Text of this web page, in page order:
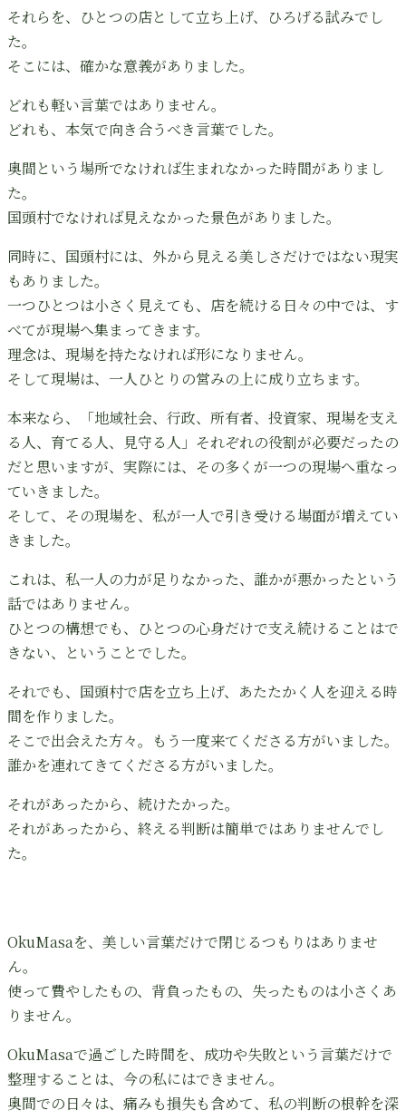
それらを、ひとつの店として立ち上げ、ひろげる試みでし
た。
そこには、確かな意義がありました。
どれも軽い言葉ではありません。
どれも、本気で向き合うべき言葉でした。
奥間という場所でなければ生まれなかった時間がありまし
た。
国頭村でなければ見えなかった景色がありました。
同時に、国頭村には、外から見える美しさだけではない現実
もありました。
一つひとつは小さく見えても、店を続ける日々の中では、す
べてが現場へ集まってきます。
理念は、現場を持たなければ形になりません。
そして現場は、一人ひとりの営みの上に成り立ちます。
本来なら、「地域社会、行政、所有者、投資家、現場を支え
る人、育てる人、見守る人」それぞれの役割が必要だったの
だと思いますが、実際には、その多くが一つの現場へ重なっ
ていきました。
そして、その現場を、私が一人で引き受ける場面が増えてい
きました。
これは、私一人の力が足りなかった、誰かが悪かったという
話ではありません。
ひとつの構想でも、ひとつの心身だけで支え続けることはで
きない、ということでした。
それでも、国頭村で店を立ち上げ、あたたかく人を迎える時
間を作りました。
そこで出会えた方々。もう一度来てくださる方がいました。
誰かを連れてきてくださる方がいました。
それがあったから、続けたかった。
それがあったから、終える判断は簡単ではありませんでし
た。
OkuMasaを、美しい言葉だけで閉じるつもりはありませ
ん。
使って費やしたもの、背負ったもの、失ったものは小さくあ
りません。
OkuMasaで過ごした時間を、成功や失敗という言葉だけで
整理することは、今の私にはできません。
奥間での日々は、痛みも損失も含めて、私の判断の根幹を深